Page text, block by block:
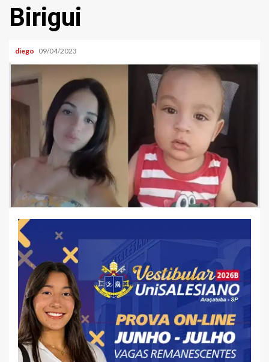
Birigui
diego 09/04/2023